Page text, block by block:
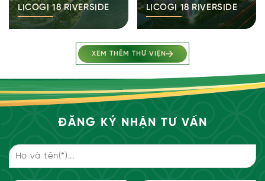
LICOGI 18 RIVERSIDE
LICOGI 18 RIVERSIDE
XEM THÊM THƯ VIỆN
ĐĂNG KÝ NHẬN TƯ VẤN